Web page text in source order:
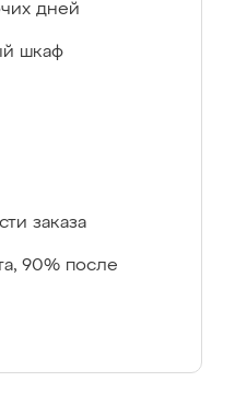
дней
шкаф
заказа
90% после